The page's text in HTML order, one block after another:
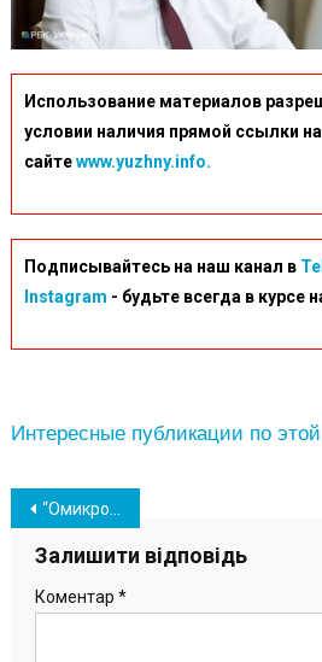
Использование материалов
условии наличия прямой ссылки
сайтеwww.yuzhny.info.
Подписывайтесь на наш канал в
Instagram - будьте всегда в курсе
Интересные публикации по
Навігація
записів
“Омикрон” в Украине: Минздрав дал 5 рекомендаций для населения
Залишити відповідь
Коментар *